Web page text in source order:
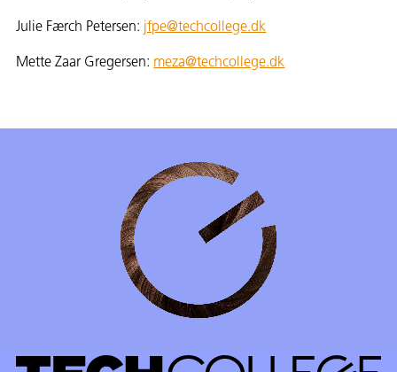
Julie Færch Petersen: jfpe@techcollege.dk
Mette Zaar Gregersen: meza@techcollege.dk